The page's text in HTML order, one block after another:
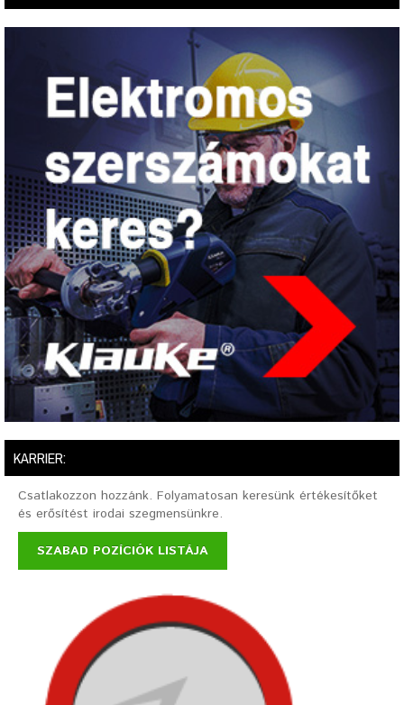
KARRIER:
Csatlakozzon hozzánk. Folyamatosan keresünk értékesítőket
és erősítést irodai szegmensünkre.
SZABAD POZÍCIÓK LISTÁJA